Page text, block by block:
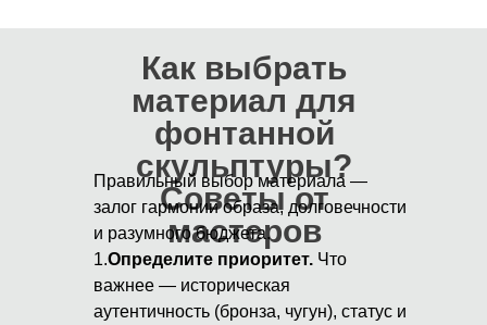
Как выбрать
материал для
фонтанной
скульптуры?
Советы от
мастеров
Правильный выбор материала —
залог гармонии образа, долговечности
и разумного бюджета.
1.Определите приоритет. Что
важнее — историческая
аутентичность (бронза, чугун), статус и